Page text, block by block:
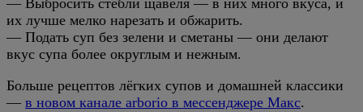
— Выбросить стебли щавеля — в них много вкуса, и
их лучше мелко нарезать и обжарить.
— Подать суп без зелени и сметаны — они делают
вкус супа более округлым и нежным.
Больше рецептов лёгких супов и домашней классики
— в новом канале arborio в мессенджере Макс.